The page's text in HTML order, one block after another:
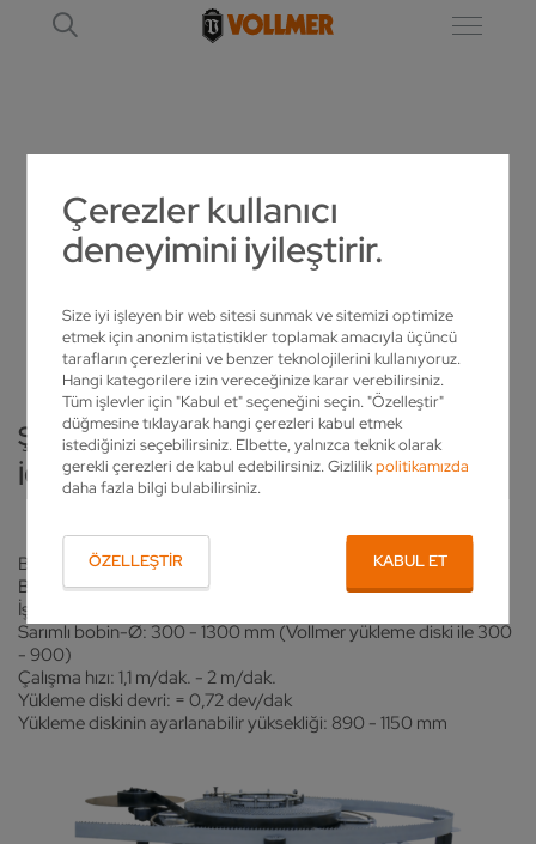
Çerezler kullanıcı
deneyimini iyileştirir.
Size iyi işleyen bir web sitesi sunmak ve sitemizi optimize
etmek için anonim istatistikler toplamak amacıyla üçüncü
tarafların çerezlerini ve benzer teknolojilerini kullanıyoruz.
Hangi kategorilere izin vereceğinize karar verebilirsiniz.
Tüm işlevler için "Kabul et" seçeneğini seçin. "Özelleştir"
düğmesine tıklayarak hangi çerezleri kabul etmek
istediğinizi seçebilirsiniz. Elbette, yalnızca teknik olarak
gerekli çerezleri de kabul edebilirsiniz. Gizlilikpolitikamızda
daha fazla bilgi bulabilirsiniz.
ÖZELLEŞTIR KABUL ET
ŞERIT TESTERELERIN IŞLENMESI
ŞERIT TESTERELERI SARMA VE AÇMA
IÇIN SARMA TERTIBATI N211
Bıçak genişliği: 12 - 80 mm
Bıçak kalınlığı: En fazla 2 mm
İş parçası ağırlığı: En fazla 250 kg
Sarımlı bobin-Ø: 300 - 1300 mm (Vollmer yükleme diski ile 300
- 900)
Çalışma hızı: 1,1 m/dak. - 2 m/dak.
Yükleme diski devri: = 0,72 dev/dak
Yükleme diskinin ayarlanabilir yüksekliği: 890 - 1150 mm